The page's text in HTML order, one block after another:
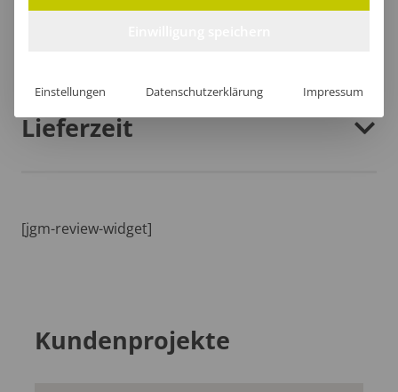
Lieferzeit
[jgm-review-widget]
Kundenprojekte
Einstellungen Datenschutzerklärung Impressum